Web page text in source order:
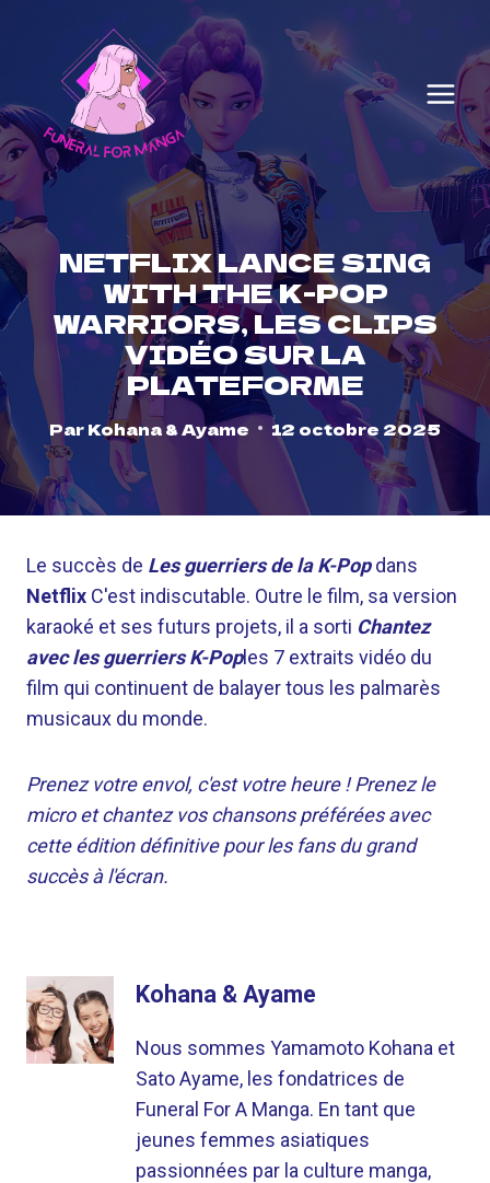
content
NETFLIX LANCE SING
WITH THE K-POP
WARRIORS, LES CLIPS
VIDÉO SUR LA
PLATEFORME
ParKohana & Ayame 12 octobre 2025
Le succès de Les guerriers de la K-Popdans
Netflix C'est indiscutable. Outre le film, sa version
karaoké et ses futurs projets, il a sorti Chantez
avec les guerriers K-Poples 7 extraits vidéo du
film qui continuent de balayer tous les palmarès
musicaux du monde.
Prenez votre envol, c'est votre heure ! Prenez le
micro et chantez vos chansons préférées avec
cette édition définitive pour les fans du grand
succès à l'écran.
Kohana & Ayame
Nous sommes Yamamoto Kohana et
Sato Ayame, les fondatrices de
Funeral For A Manga. En tant que
jeunes femmes asiatiques
passionnées par la culture manga,